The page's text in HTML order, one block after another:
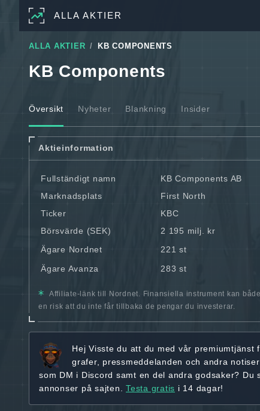
ALLA AKTIER
ALLA AKTIER KB COMPONENTS
KB Components
Översikt Nyheter Blankning Insider
Aktieinformation
Fullständigt namn
KB Components AB
Marknadsplats
First North
Ticker
KBC
Börsvärde (SEK)
2 195 milj. kr
Ägare Nordnet
221 st
Ägare Avanza 283 st
Affiliate-länk till Nordnet. Finansiella instrument kan
en risk att du inte får tillbaka de pengar du investerar.
Hej Visste du att du med vår premiumtjänst
grafer, pressmeddelanden och andra
som DM i Discord samt en del andra godsaker? Du
annonser på sajten. Testa gratis i 14 dagar!